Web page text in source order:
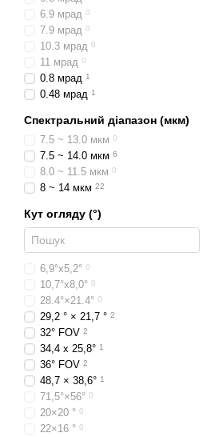
6.9 мрад 0
7.9 мрад 0
10.3 мрад 0
11 мрад 0
0.8 мрад 1
0.48 мрад 1
Спектральний діапазон (мкм)
7.5 ~ 13.0 мкм 0
7.5 ~ 14.0 мкм 6
8.0 ~ 11.5 мкм 0
8 ~ 14 мкм 22
Кут огляду (°)
6,9°х5,2° 0
10,7°х8,0° 0
28.4°×21.4° 0
29,2 ° × 21,7 ° 2
32° FOV 2
34,4 х 25,8° 1
36° FOV 2
48,7 × 38,6° 1
71,5°×56° 0
20×20 ° 0
22×16 ° 0